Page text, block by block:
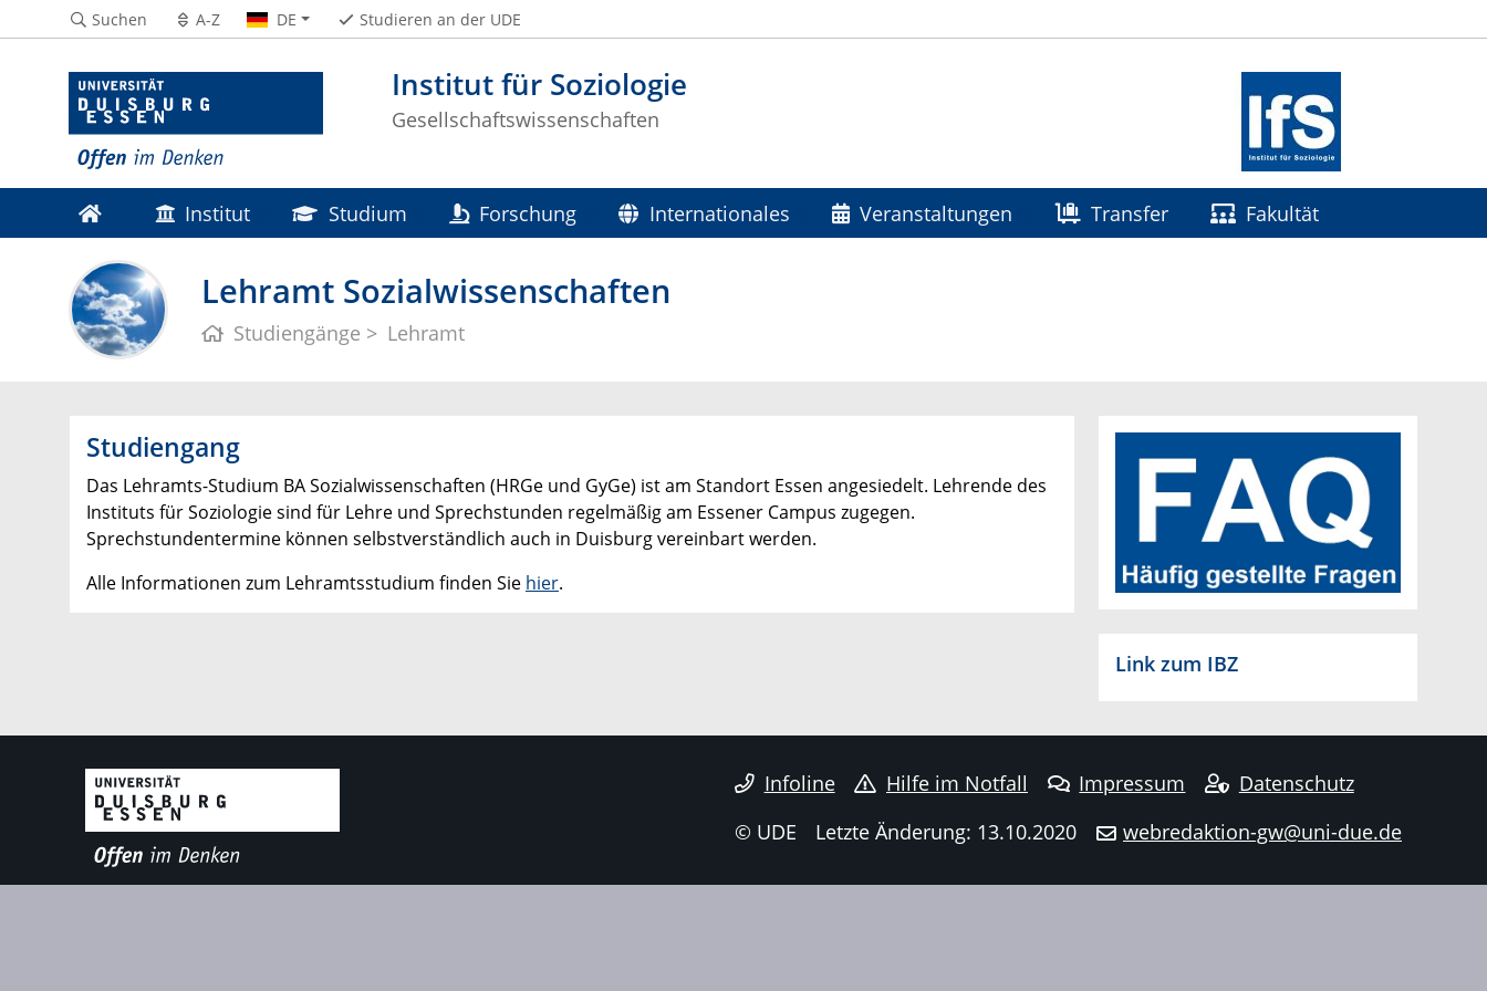
Institut für Soziologie
Gesellschaftswissenschaften
Suchen A-Z DE Studieren an der UDE
Institut Studium Forschung Internationales Veranstaltungen Transfer Fakultät
Lehramt Sozialwissenschaften
Studiengänge Lehramt
Studiengang
Das Lehramts-Studium BA Sozialwissenschaften (HRGe und GyGe) ist am Standort Essen angesiedelt. Lehrende des
Instituts für Soziologie sind für Lehre und Sprechstunden regelmäßig am Essener Campus zugegen.
Sprechstundentermine können selbstverständlich auch in Duisburg vereinbart werden.
Alle Informationen zum Lehramtsstudium finden Sie hier.
Link zum IBZ
Infoline Hilfe im Notfall Impressum
Datenschutz
© UDE
Letzte Änderung: 13.10.2020 webredaktion-gw@uni-due.de